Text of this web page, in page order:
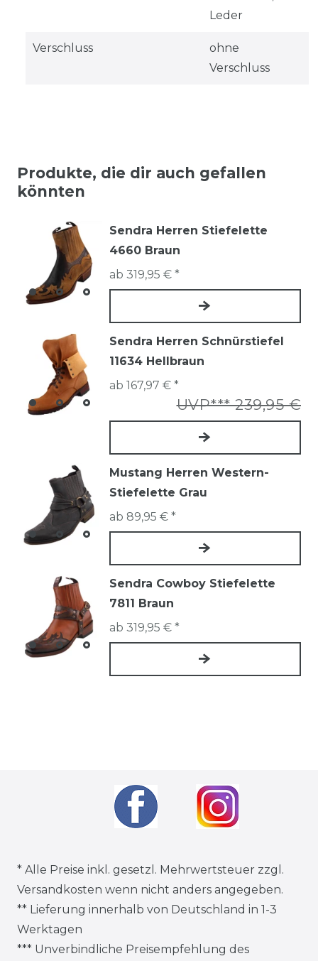
Leder
Verschluss
ohne
Verschluss
Produkte, die dir auch gefallen
könnten
Sendra Herren Stiefelette
4660 Braun
ab 319,95 € *
Sendra Herren Schnürstiefel
11634 Hellbraun
UVP*** 239,95 €
ab 167,97 € *
Mustang Herren Western-
Stiefelette Grau
ab 89,95 € *
Sendra Cowboy Stiefelette
7811 Braun
ab 319,95 € *
* Alle Preise inkl. gesetzl. Mehrwertsteuer zzgl.
Versandkosten wenn nicht anders angegeben.
** Lieferung innerhalb von Deutschland in 1-3
Werktagen
*** Unverbindliche Preisempfehlung des